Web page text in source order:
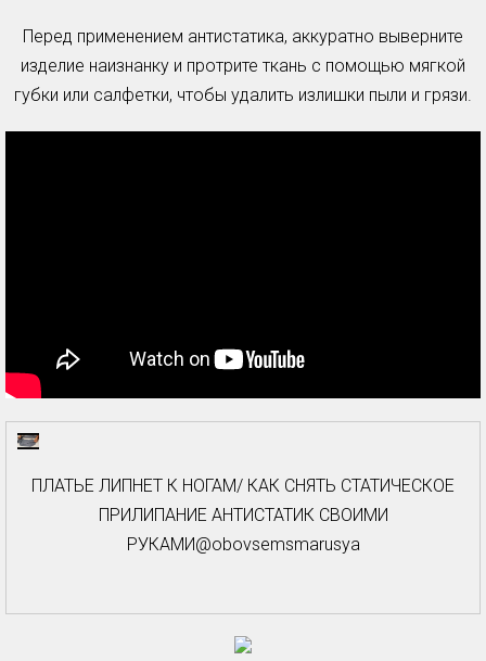
Перед применением антистатика, аккуратно выверните
изделие наизнанку и протрите ткань с помощью мягкой
губки или салфетки, чтобы удалить излишки пыли и грязи.
ПЛАТЬЕ ЛИПНЕТ К НОГАМ/ КАК СНЯТЬ СТАТИЧЕСКОЕ
ПРИЛИПАНИЕ АНТИСТАТИК СВОИМИ
РУКАМИ@obovsemsmarusya